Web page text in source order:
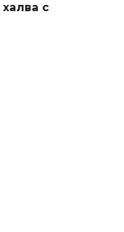
халва с